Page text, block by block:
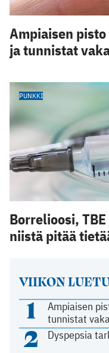
VIIKON
1
Ampiaisen
tunnistat
2 Dyspepsia
Ampiaisen
ja tunnistat
PUNKKI
Borrelioosi,
niistä pitää